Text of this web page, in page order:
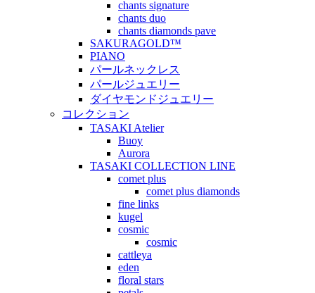
chants signature
chants duo
chants diamonds pave
SAKURAGOLD™
PIANO
パールネックレス
パールジュエリー
ダイヤモンドジュエリー
コレクション
TASAKI Atelier
Buoy
Aurora
TASAKI COLLECTION LINE
comet plus
comet plus diamonds
fine links
kugel
cosmic
cosmic
cattleya
eden
floral stars